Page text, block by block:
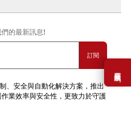
需要幫助嗎？
的最新訊息!
訂閱
、安全與自動化解決方案，推出
業效率與安全性，更致力於守護